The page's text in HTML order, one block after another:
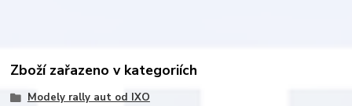
Zboží zařazeno v kategoriích
Modely rally aut od IXO